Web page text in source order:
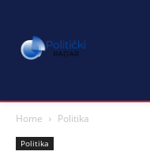
Home Politika
Politika